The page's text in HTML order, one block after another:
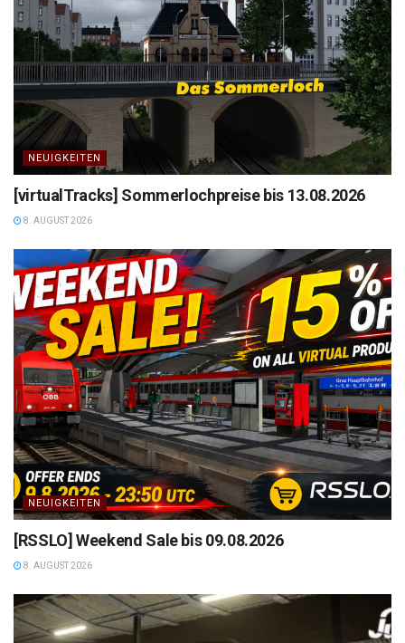
NEUIGKEITEN
[virtualTracks] Sommerlochpreise bis 13.08.2026
8. AUGUST 2026
NEUIGKEITEN
[RSSLO] Weekend Sale bis 09.08.2026
8. AUGUST 2026